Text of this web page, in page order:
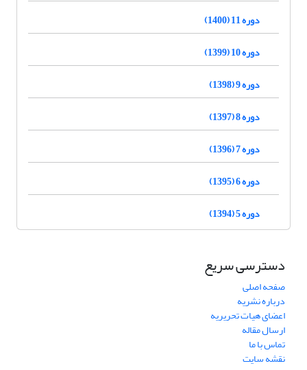
دوره 11 (1400)
دوره 10 (1399)
دوره 9 (1398)
دوره 8 (1397)
دوره 7 (1396)
دوره 6 (1395)
دوره 5 (1394)
دسترسی سریع
صفحه اصلی
درباره نشریه
اعضای هیات تحریریه
ارسال مقاله
تماس با ما
نقشه سایت